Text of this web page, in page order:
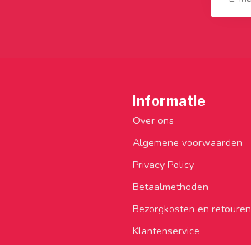
Informatie
Over ons
Algemene voorwaarden
Privacy Policy
Betaalmethoden
Bezorgkosten en retouren
Klantenservice